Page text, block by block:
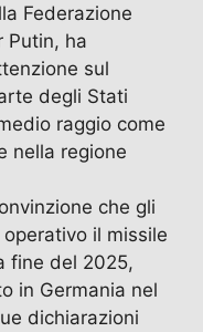
Federazione
Putin, ha
sul
degli Stati
raggio come
nella regione
che gli
il missile
fine del 2025,
in Germania nel
dichiarazioni